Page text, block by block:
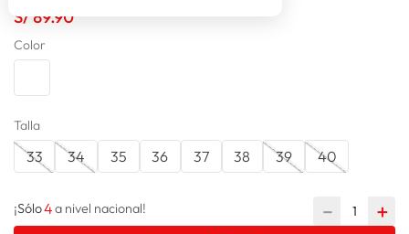
5 . zapatillas
6.
9. spiderman
10. lavadora
S/ 89.90
Color
Talla
33 34 35 36 37 38 39 40
¡Sólo4a nivel nacional! ＋
－